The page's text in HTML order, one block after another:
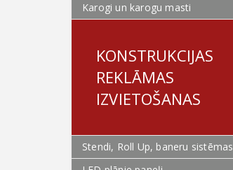
Karogi un karogu masti
KONSTRUKCIJAS
REKLĀMAS
IZVIETOŠANAS
Stendi, Roll Up, baneru sistēmas